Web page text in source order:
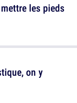
les pieds
on y